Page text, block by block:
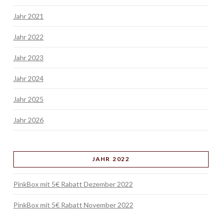
Jahr 2021
Jahr 2022
Jahr 2023
Jahr 2024
Jahr 2025
Jahr 2026
JAHR 2022
PinkBox mit 5€ Rabatt Dezember 2022
PinkBox mit 5€ Rabatt November 2022